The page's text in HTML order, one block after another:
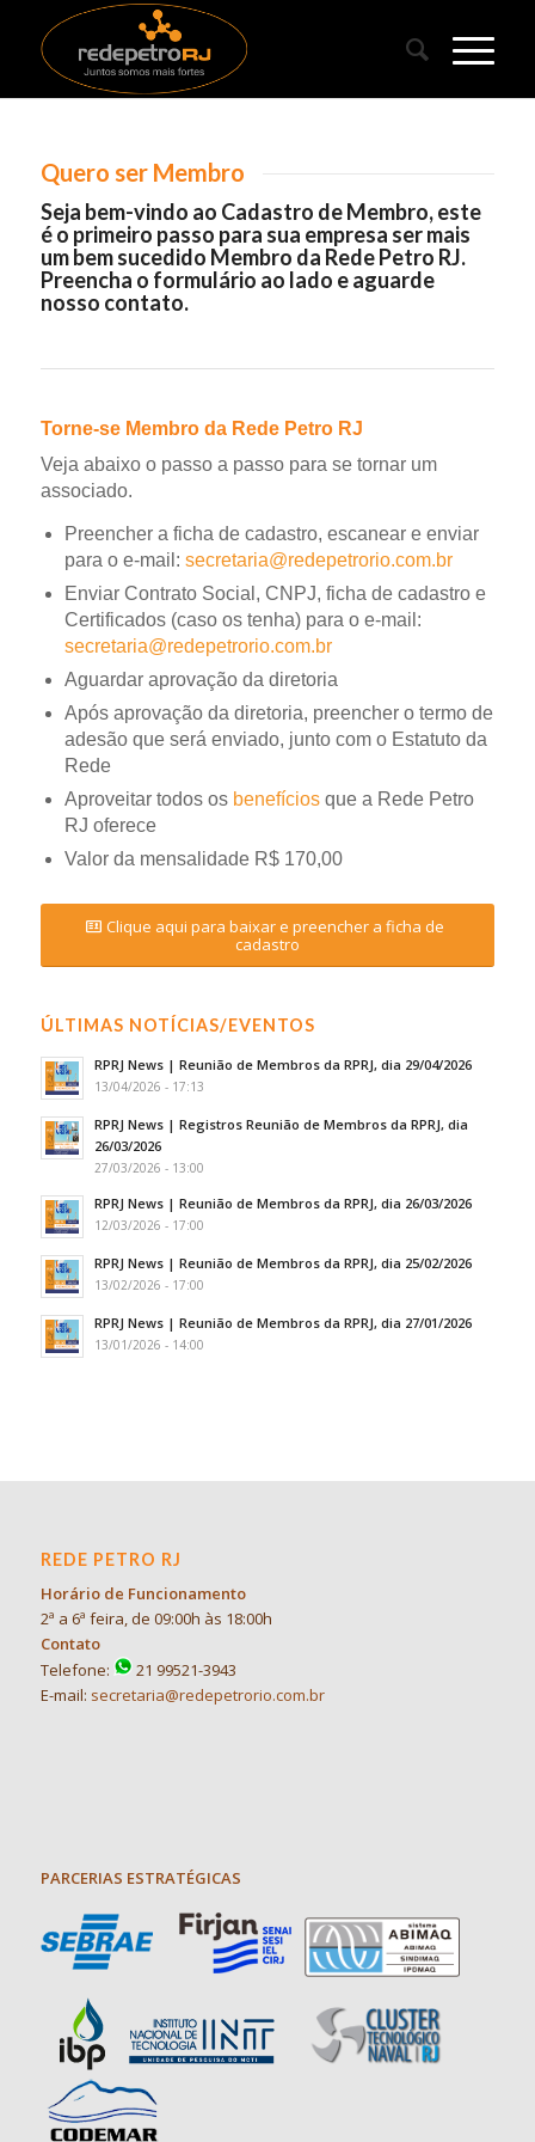
Quero ser Membro
Seja bem-vindo ao Cadastro de Membro, este
é o primeiro passo para sua empresa ser mais
um bem sucedido Membro da Rede Petro RJ.
Preencha o formulário ao lado e aguarde
nosso contato.
Torne-se Membro da Rede Petro RJ
Veja abaixo o passo a passo para se tornar um
associado.
Preencher a ficha de cadastro, escanear e enviar
para o e-mail: secretaria@redepetrorio.com.br
Enviar Contrato Social, CNPJ, ficha de cadastro e
Certificados (caso os tenha) para o e-mail:
secretaria@redepetrorio.com.br
Aguardar aprovação da diretoria
Após aprovação da diretoria, preencher o termo de
adesão que será enviado, junto com o Estatuto da
Rede
Aproveitar todos os benefíciosque a Rede Petro
RJ oferece
Valor da mensalidade R$ 170,00
Clique aqui para baixar e preencher a ficha de
cadastro
ÚLTIMAS NOTÍCIAS/EVENTOS
RPRJ News | Reunião de Membros da RPRJ, dia 29/04/2026
13/04/2026 - 17:13
RPRJ News | Registros Reunião de Membros da RPRJ, dia
26/03/2026
27/03/2026 - 13:00
RPRJ News | Reunião de Membros da RPRJ, dia 26/03/2026
12/03/2026 - 17:00
RPRJ News | Reunião de Membros da RPRJ, dia 25/02/2026
13/02/2026 - 17:00
RPRJ News | Reunião de Membros da RPRJ, dia 27/01/2026
13/01/2026 - 14:00
REDE PETRO RJ
Horário de Funcionamento
2ª a 6ª feira, de 09:00h às 18:00h
Contato
Telefone:
21 99521-3943
E-mail: secretaria@redepetrorio.com.br
PARCERIAS ESTRATÉGICAS